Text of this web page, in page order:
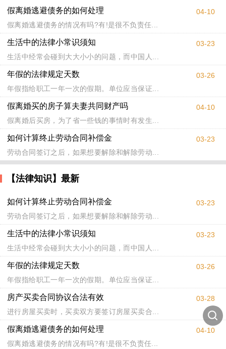
假离婚逃避债务的如何处理
假离婚逃避债务的情况有吗?有!是很不负责任...
04-10
生活中的法律小常识须知
生活中经常会碰到大大小小的问题，而中国人...
03-23
年假的法律规定天数
年假指给职工一年一次的假期。单位应当保证...
03-26
假离婚买的房子算夫妻共同财产吗
假离婚后买房，为了省一些钱的事情时有发生...
04-10
如何计算终止劳动合同补偿金
劳动合同签订之后，如果想要解除和解除劳动...
03-23
【法律知识】最新
如何计算终止劳动合同补偿金
劳动合同签订之后，如果想要解除和解除劳动...
03-23
生活中的法律小常识须知
生活中经常会碰到大大小小的问题，而中国人...
03-23
年假的法律规定天数
年假指给职工一年一次的假期。单位应当保证...
03-26
房产买卖合同协议合法有效
进行房屋买卖时，买卖双方要签订房屋买卖合...
03-28
假离婚逃避债务的如何处理
假离婚逃避债务的情况有吗?有!是很不负责任...
04-10